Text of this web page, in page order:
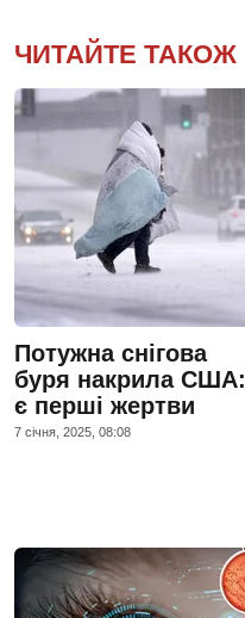
ЧИТАЙТЕ ТАКОЖ
Потужна снігова
буря накрила США:
є перші жертви
7 сiчня, 2025, 08:08